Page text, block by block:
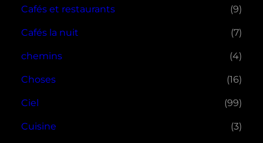
Cafés et restaurants (9)
Cafés la nuit (7)
chemins (4)
Choses (16)
Ciel (99)
Cuisine (3)